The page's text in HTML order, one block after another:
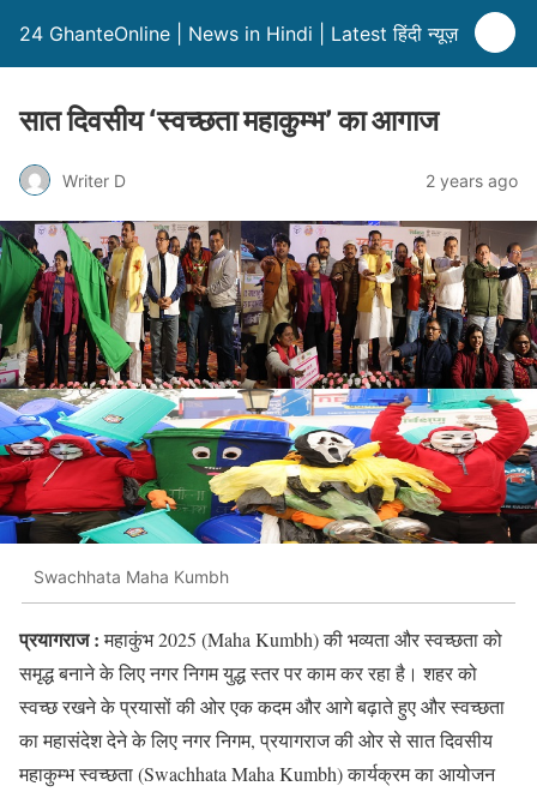
24 GhanteOnline | News in Hindi | Latest हिंदी न्यूज़
सात दिवसीय ‘स्वच्छता महाकुम्भ’ का आगाज
Writer D 2 years ago
Swachhata Maha Kumbh
प्रयागराज :महाकुंभ 2025 (Maha Kumbh) की भव्यता और स्वच्छता को
समृद्ध बनाने के लिए नगर निगम युद्ध स्तर पर काम कर रहा है। शहर को
स्वच्छ रखने के प्रयासों की ओर एक कदम और आगे बढ़ाते हुए और स्वच्छता
का महासंदेश देने के लिए नगर निगम, प्रयागराज की ओर से सात दिवसीय
महाकुम्भ स्वच्छता (Swachhata Maha Kumbh) कार्यक्रम का आयोजन